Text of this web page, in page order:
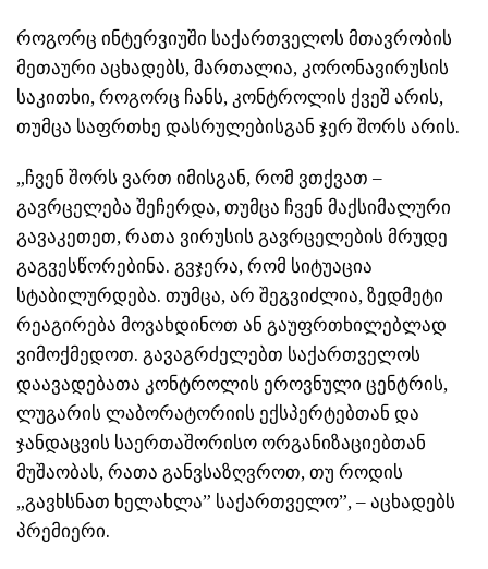
როგორც ინტერვიუში საქართველოს მთავრობის
მეთაური აცხადებს, მართალია, კორონავირუსის
საკითხი, როგორც ჩანს, კონტროლის ქვეშ არის,
თუმცა საფრთხე დასრულებისგან ჯერ შორს არის.
„ჩვენ შორს ვართ იმისგან, რომ ვთქვათ –
გავრცელება შეჩერდა, თუმცა ჩვენ მაქსიმალური
გავაკეთეთ, რათა ვირუსის გავრცელების მრუდე
გაგვესწორებინა. გვჯერა, რომ სიტუაცია
სტაბილურდება. თუმცა, არ შეგვიძლია, ზედმეტი
რეაგირება მოვახდინოთ ან გაუფრთხილებლად
ვიმოქმედოთ. გავაგრძელებთ საქართველოს
დაავადებათა კონტროლის ეროვნული ცენტრის,
ლუგარის ლაბორატორიის ექსპერტებთან და
ჯანდაცვის საერთაშორისო ორგანიზაციებთან
მუშაობას, რათა განვსაზღვროთ, თუ როდის
„გავხსნათ ხელახლა” საქართველო”, – აცხადებს
პრემიერი.